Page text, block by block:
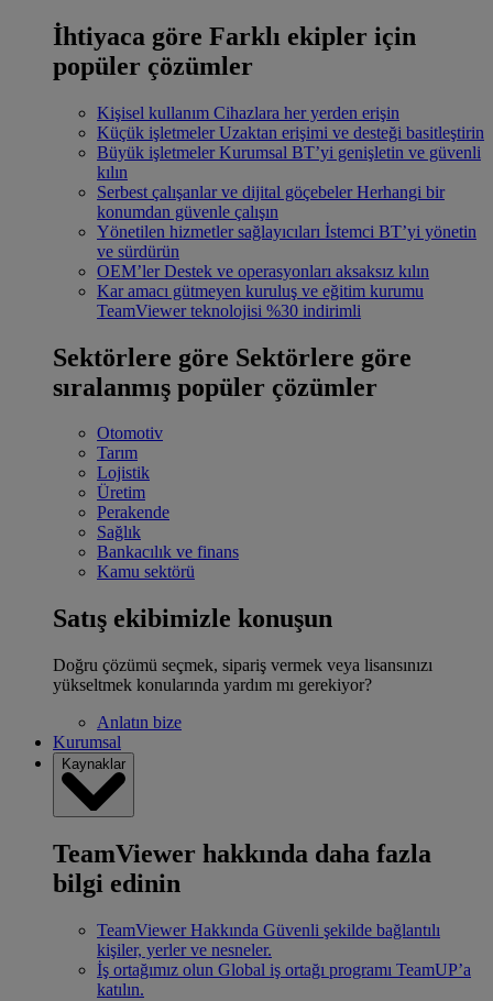
İhtiyaca göre Farklı ekipler için
popüler çözümler
Kişisel kullanım Cihazlara her yerden erişin
Küçük işletmeler Uzaktan erişimi ve desteği basitleştirin
Büyük işletmeler Kurumsal BT’yi genişletin ve güvenli
kılın
Serbest çalışanlar ve dijital göçebeler Herhangi bir
konumdan güvenle çalışın
Yönetilen hizmetler sağlayıcıları İstemci BT’yi yönetin
ve sürdürün
OEM’ler Destek ve operasyonları aksaksız kılın
Kar amacı gütmeyen kuruluş ve eğitim kurumu
TeamViewer teknolojisi %30 indirimli
Sektörlere göre Sektörlere göre
sıralanmış popüler çözümler
Otomotiv
Tarım
Lojistik
Üretim
Perakende
Sağlık
Bankacılık ve finans
Kamu sektörü
Satış ekibimizle konuşun
Doğru çözümü seçmek, sipariş vermek veya lisansınızı
yükseltmek konularında yardım mı gerekiyor?
Anlatın bize
Kurumsal
Kaynaklar
TeamViewer hakkında daha fazla
bilgi edinin
TeamViewer Hakkında Güvenli şekilde bağlantılı
kişiler, yerler ve nesneler.
İş ortağımız olun Global iş ortağı programı TeamUP’a
katılın.